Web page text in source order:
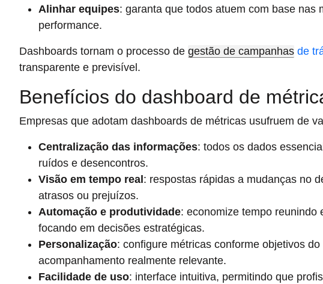
Alinhar equipes: garanta que todos atuem com base nas
performance.
Dashboards tornam o processo de gestão de campanhas de
transparente e previsível.
Benefícios do dashboard de
Empresas que adotam dashboards de métricas usufruem de
Centralização das informações: todos os dados
ruídos e desencontros.
Visão em tempo real : respostas rápidas a mudanças no
atrasos ou prejuízos.
Automação e produtividade: economize tempo reunindo
focando em decisões estratégicas.
Personalização: configure métricas conforme objetivos
acompanhamento realmente relevante.
Facilidade de uso: interface intuitiva, permitindo que